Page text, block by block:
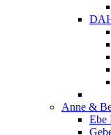
Anne &
Ebe